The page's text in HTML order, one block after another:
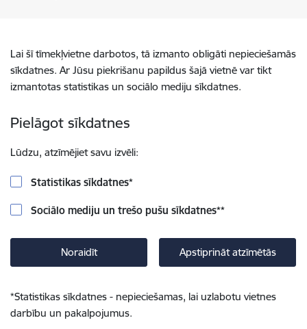
Lai šī tīmekļvietne darbotos, tā izmanto obligāti nepieciešamās
sīkdatnes. Ar Jūsu piekrišanu papildus šajā vietnē var tikt
izmantotas statistikas un sociālo mediju sīkdatnes.
Pielāgot sīkdatnes
Lūdzu, atzīmējiet savu izvēli:
Statistikas sīkdatnes*
Sociālo mediju un trešo pušu sīkdatnes**
Noraidīt Apstiprināt atzīmētās
*Statistikas sīkdatnes - nepieciešamas, lai uzlabotu vietnes
darbību un pakalpojumus.